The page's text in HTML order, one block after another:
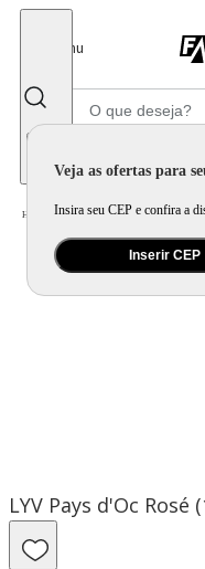
Menu
Veja as ofertas para
Insira seu CEP e confira a
Inserir CEP
Home Mercado / Bebida Vinho
LYV Pays d'Oc Rosé